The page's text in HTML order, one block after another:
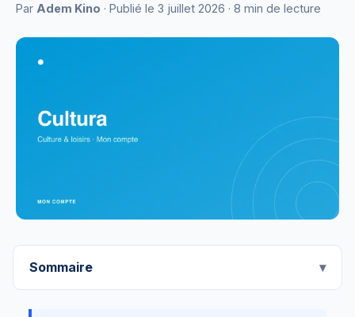
Par Adem Kino · Publié le 3 juillet 2026 · 8 min de lecture
Sommaire